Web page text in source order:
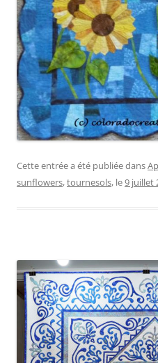
Cette entrée a été publiée dans
sunflowers,tournesols, le9 juillet